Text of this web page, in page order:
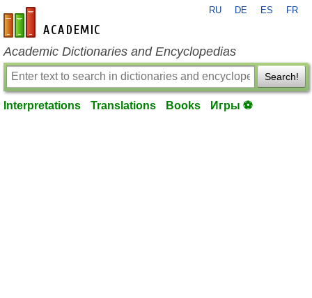
en-academic.com
RU DE ES FR
Academic Dictionaries and Encyclopedias
Search!
Interpretations Translations Books Игры ⚽